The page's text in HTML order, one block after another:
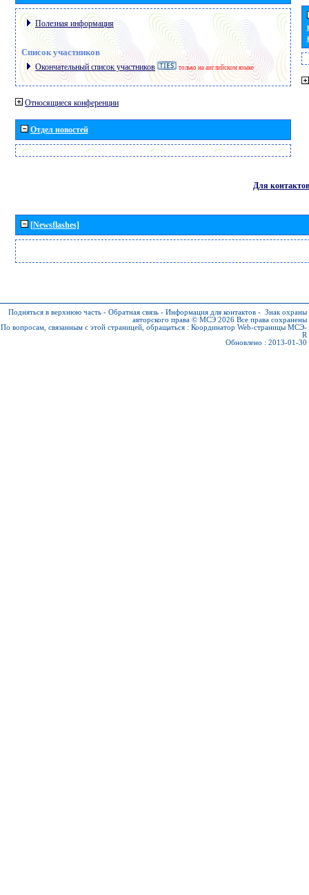
Полезная информация
Список участников
Окончательный список участников только на английском языке
Относящиеся конференции
Отдел новостей
Для контактов
[Newsflashes]
Подняться в верхнюю часть - Обратная связь - Информация для контактов - Знак охраны
авторского права © МСЭ 2026 Все права сохранены
По вопросам, связанным с этой страницей, обращаться : Координатор Web-страницы МСЭ-
R
Обновлено : 2013-01-30